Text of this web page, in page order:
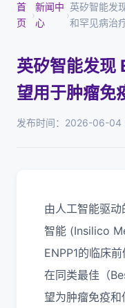
首
页
›
新闻中
心
›
英矽智能发
和罕见病治
英矽智能发现
望用于肿瘤免
发布时间：2026-06-04
由人工智能驱
智能 (Insilico
ENPP1的临床
在同类最佳（
望为肿瘤免疫